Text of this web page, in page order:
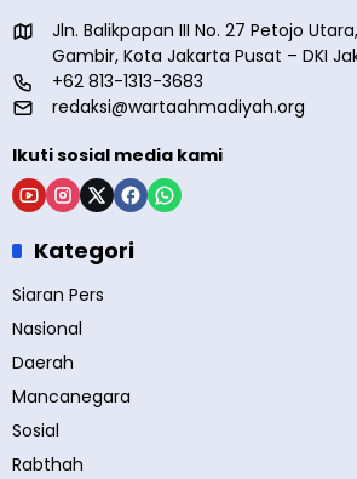
Jln. Balikpapan III No. 27 Petojo
Gambir, Kota Jakarta Pusat – DKI
+62 813-1313-3683
redaksi@wartaahmadiyah.org
Ikuti sosial media kami
Kategori
Siaran Pers
Nasional
Daerah
Mancanegara
Sosial
Rabthah